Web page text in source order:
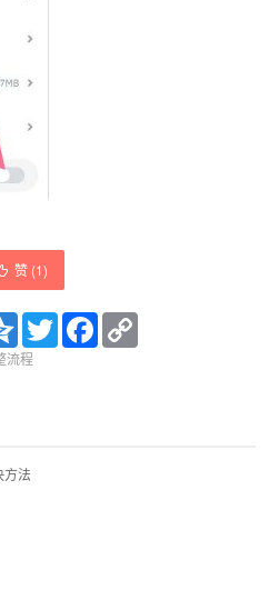
赞 (1)
QzoneTwitterFacebook
流程
方法